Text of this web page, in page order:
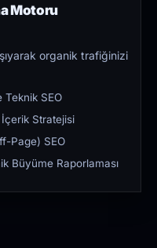
Motoru
organik trafiğinizi
Teknik SEO
İçerik Stratejisi
Page) SEO
Büyüme Raporlaması